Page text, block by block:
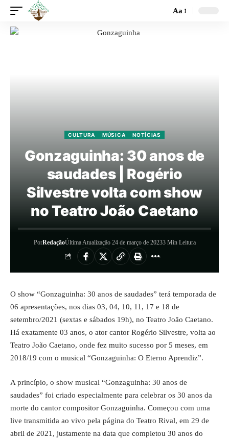
Aa
CULTURA MÚSICA NOTÍCIAS
Gonzaguinha: 30 anos de
saudades | Rogério
Silvestre volta com show
no Teatro João Caetano
PorRedaçãoÚltima Atualização 24 de março de 20233 Min Leitura
O show “Gonzaguinha: 30 anos de saudades” terá temporada de
06 apresentações, nos dias 03, 04, 10, 11, 17 e 18 de
setembro/2021 (sextas e sábados 19h), no Teatro João Caetano.
Há exatamente 03 anos, o ator cantor Rogério Silvestre, volta ao
Teatro João Caetano, onde fez muito sucesso por 5 meses, em
2018/19 com o musical “Gonzaguinha: O Eterno Aprendiz”.
A princípio, o show musical “Gonzaguinha: 30 anos de
saudades” foi criado especialmente para celebrar os 30 anos da
morte do cantor compositor Gonzaguinha. Começou com uma
live transmitida ao vivo pela página do Teatro Rival, em 29 de
abril de 2021, justamente na data que completou 30 anos do